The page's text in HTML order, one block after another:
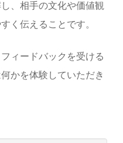
、相手の文化や価値観
く伝えることです。
ィードバックを受ける
かを体験していただき